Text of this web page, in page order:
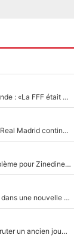
Didier Deschamps abandonné en pleine Coupe du monde : «La FFF était déjà passée à Zinedine Zidane»
«C'est une fierté» : La signature de Kylian Mbappé au Real Madrid continue de régaler l'Espagne
Michael Olise : Pierre Ménès annonce un premier problème pour Zinedine Zidane en équipe de France
F1 - Alpine signe un accord «impensable» et va entrer dans une nouvelle dimension : Grande nouvelle pour Pierre Gasly !
«C’est un très bon choix» : L'OM fait une offre pour recruter un ancien joueur du PSG... et c'est validé dans l'After Foot !